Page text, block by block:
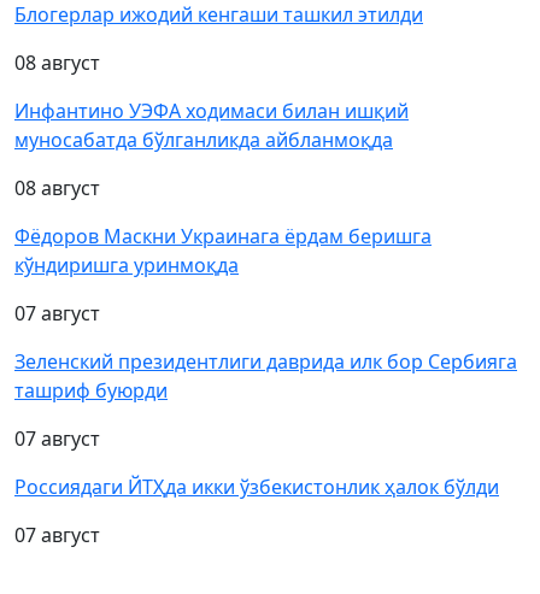
Блогерлар ижодий кенгаши ташкил этилди
08 август
Инфантино УЭФА ходимаси билан ишқий
муносабатда бўлганликда айбланмоқда
08 август
Фёдоров Маскни Украинага ёрдам беришга
кўндиришга уринмоқда
07 август
Зеленский президентлиги даврида илк бор Сербияга
ташриф буюрди
07 август
Россиядаги ЙТҲда икки ўзбекистонлик ҳалок бўлди
07 август